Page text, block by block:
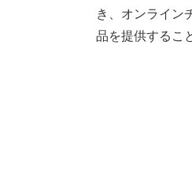
き、オンライン
品を提供するこ